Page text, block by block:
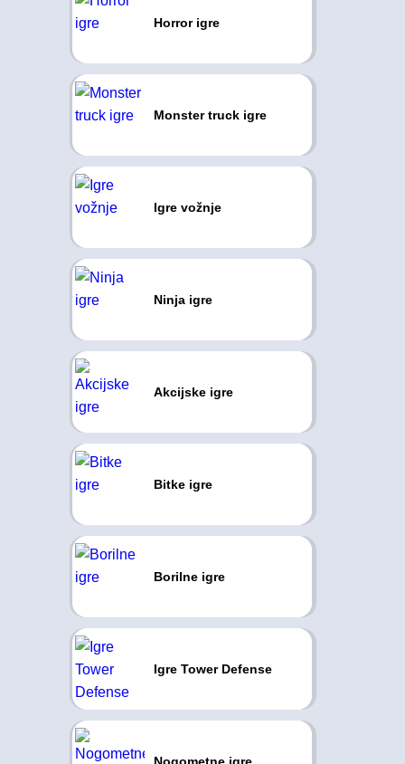
Horror igre
Monster truck igre
Igre vožnje
Ninja igre
Akcijske igre
Bitke igre
Borilne igre
Igre Tower Defense